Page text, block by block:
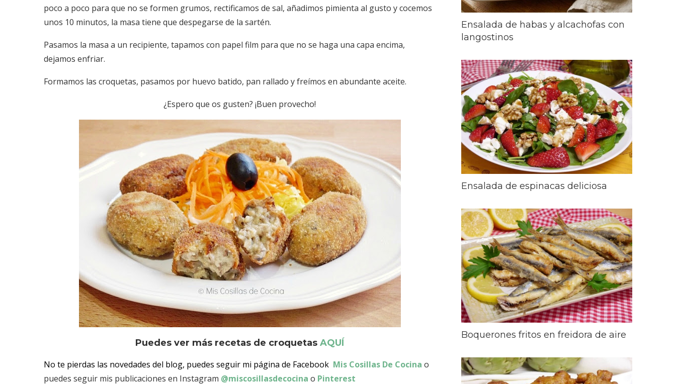
poco a poco para que no se formen grumos, rectificamos de sal, añadimos pimienta al gusto y cocemos
unos 10 minutos, la masa tiene que despegarse de la sartén.
Pasamos la masa a un recipiente, tapamos con papel film para que no se haga una capa encima,
dejamos enfriar.
Formamos las croquetas, pasamos por huevo batido, pan rallado y freímos en abundante aceite.
¿Espero que os gusten? ¡Buen provecho!
Puedes ver más recetas de croquetasAQUÍ
No te pierdas las novedades del blog, puedes seguir mi página de Facebook Mis Cosillas De Cocina o
puedes seguir mis publicaciones en Instagram @miscosillasdecocina o Pinterest
Ensalada de habas y alcachofas con
langostinos
Ensalada de espinacas deliciosa
Boquerones fritos en freidora de aire